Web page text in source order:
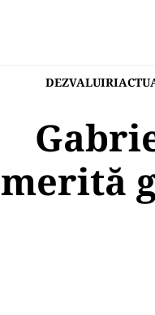
DEZVALUIRI
merită